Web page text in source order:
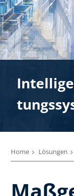
Home Lösungen